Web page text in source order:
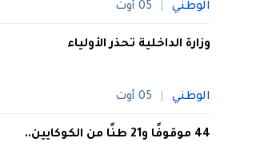
الوطني 05 أوت
وزارة الداخلية تحذر الأولياء
الوطني 05 أوت
44 موقوفًا و21 طنًا من الكوكايين..